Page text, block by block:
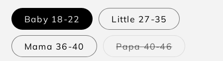
Baby 18-22 Little 27-35
Mama 36-40 Papa 40-46
Varianten